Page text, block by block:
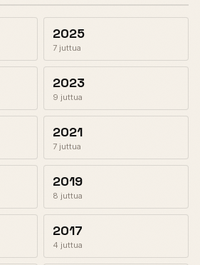
2025
7 juttua
2023
9 juttua
2021
7 juttua
2019
8 juttua
2017
4 juttua